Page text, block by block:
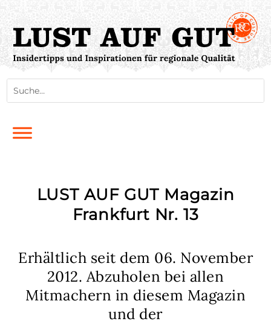
LUST AUF GUT Magazin
Frankfurt Nr. 13
Erhältlich seit dem 06. November
2012. Abzuholen bei allen
Mitmachern in diesem Magazin
und der